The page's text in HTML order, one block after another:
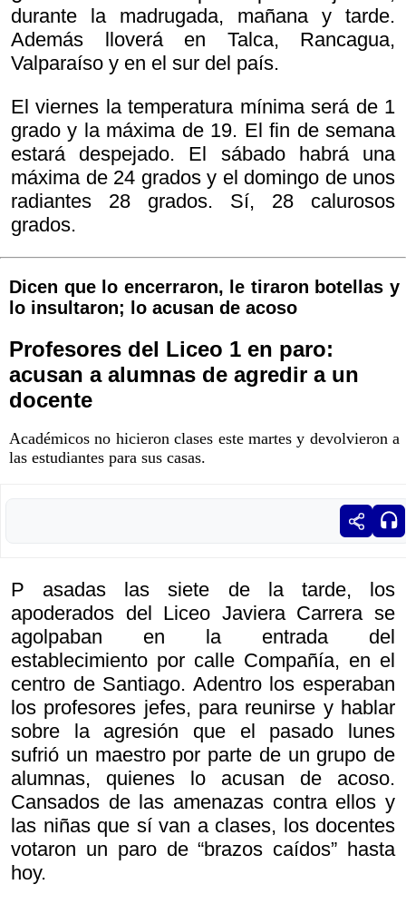
durante la madrugada, mañana y tarde.
Además lloverá en Talca, Rancagua,
Valparaíso y en el sur del país.
El viernes la temperatura mínima será de 1
grado y la máxima de 19. El fin de semana
estará despejado. El sábado habrá una
máxima de 24 grados y el domingo de unos
radiantes 28 grados. Sí, 28 calurosos
grados.
Dicen que lo encerraron, le tiraron botellas y
lo insultaron; lo acusan de acoso
Profesores del Liceo 1 en paro:
acusan a alumnas de agredir a un
docente
Académicos no hicieron clases este martes y devolvieron a
las estudiantes para sus casas.
P asadas las siete de la tarde, los
apoderados del Liceo Javiera Carrera se
agolpaban en la entrada del
establecimiento por calle Compañía, en el
centro de Santiago. Adentro los esperaban
los profesores jefes, para reunirse y hablar
sobre la agresión que el pasado lunes
sufrió un maestro por parte de un grupo de
alumnas, quienes lo acusan de acoso.
Cansados de las amenazas contra ellos y
las niñas que sí van a clases, los docentes
votaron un paro de “brazos caídos” hasta
hoy.